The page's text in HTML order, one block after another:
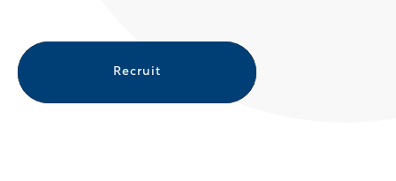
Recruit